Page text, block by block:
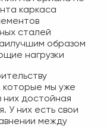
каркаса
сталей
образом
нагрузки
которые мы уже
них достойная
У них есть свои
между